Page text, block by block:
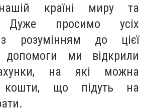
країні миру та
Дуже просимо усіх
з розумінням до цієї
допомоги ми відкрили
на які можна
кошти, що підуть на